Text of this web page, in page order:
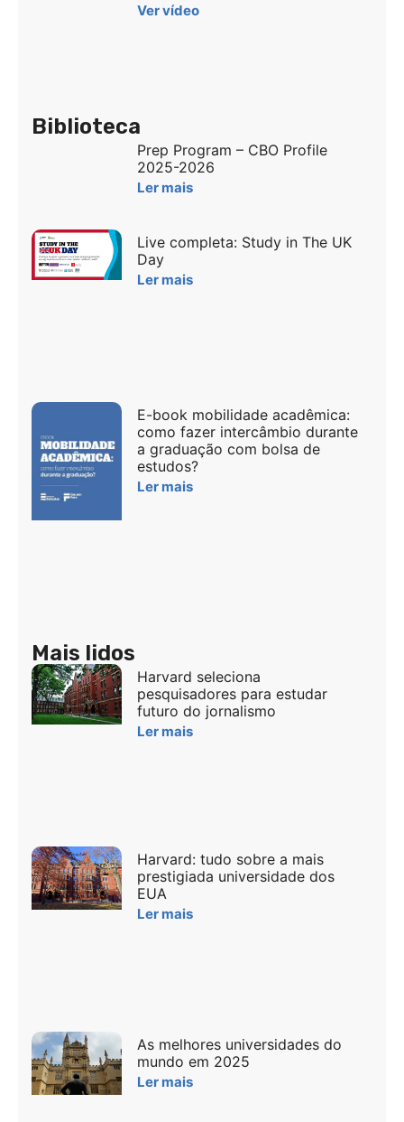
Ver vídeo
Biblioteca
Prep Program – CBO Profile
2025-2026
Ler mais
Live completa: Study in The UK
Day
Ler mais
E-book mobilidade acadêmica:
como fazer intercâmbio durante
a graduação com bolsa de
estudos?
Ler mais
Mais lidos
Harvard seleciona
pesquisadores para estudar
futuro do jornalismo
Ler mais
Harvard: tudo sobre a mais
prestigiada universidade dos
EUA
Ler mais
As melhores universidades do
mundo em 2025
Ler mais